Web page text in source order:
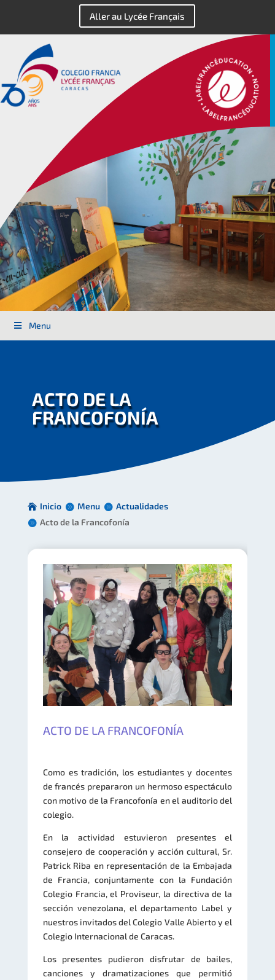
Aller au Lycée Français
Menu
ACTO DE LA
FRANCOFONÍA
Inicio Menu
Actualidades
Acto de la Francofonía
ACTO DE LA FRANCOFONÍA
Como es tradición, los estudiantes y docentes
de francés prepararon un hermoso espectáculo
con motivo de la Francofonía en el auditorio del
colegio.
En la actividad estuvieron presentes el
consejero de cooperación y acción cultural, Sr.
Patrick Riba en representación de la Embajada
de Francia, conjuntamente con la Fundación
Colegio Francia, el Proviseur, la directiva de la
sección venezolana, el departamento Label y
nuestros invitados del Colegio Valle Abierto y el
Colegio Internacional de Caracas.
​Los presentes pudieron disfrutar de bailes,
canciones y dramatizaciones que permitió